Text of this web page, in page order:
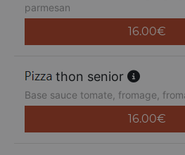
parmesan
16.00€
thon senior
Base sauce tomate, fromage,
16.00€